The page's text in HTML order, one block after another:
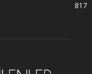
817